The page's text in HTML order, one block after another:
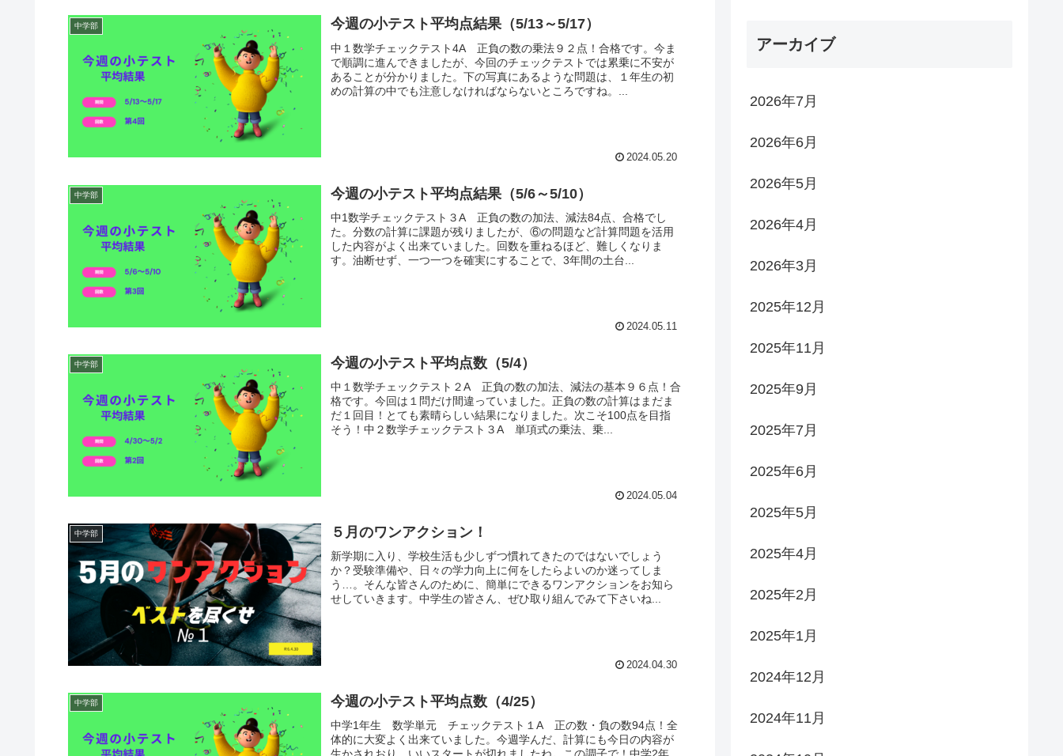
中学部 今週の小テスト平均点結果（5/13～5/17）
中１数学チェックテスト4A 正負の数の乗法９２点！合格です。今ま
で順調に進んできましたが、今回のチェックテストでは累乗に不安が
あることが分かりました。下の写真にあるような問題は、１年生の初
めの計算の中でも注意しなければならないところですね。...
2024.05.20
中学部 今週の小テスト平均点結果（5/6～5/10）
中1数学チェックテスト３A 正負の数の加法、減法84点、合格でし
た。分数の計算に課題が残りましたが、⑥の問題など計算問題を活用
した内容がよく出来ていました。回数を重ねるほど、難しくなりま
す。油断せず、一つ一つを確実にすることで、3年間の土台...
2024.05.11
中学部 今週の小テスト平均点数（5/4）
中１数学チェックテスト２A 正負の数の加法、減法の基本９６点！合
格です。今回は１問だけ間違っていました。正負の数の計算はまだま
だ１回目！とても素晴らしい結果になりました。次こそ100点を目指
そう！中２数学チェックテスト３A 単項式の乗法、乗...
2024.05.04
中学部 ５月のワンアクション！
新学期に入り、学校生活も少しずつ慣れてきたのではないでしょう
か？受験準備や、日々の学力向上に何をしたらよいのか迷ってしま
う…。そんな皆さんのために、簡単にできるワンアクションをお知ら
せしていきます。中学生の皆さん、ぜひ取り組んでみて下さいね...
2024.04.30
中学部 今週の小テスト平均点数（4/25）
中学1年生 数学単元 チェックテスト１A 正の数・負の数94点！全
体的に大変よく出来ていました。今週学んだ、計算にも今日の内容が
アーカイブ
2026年7月
2026年6月
2026年5月
2026年4月
2026年3月
2025年12月
2025年11月
2025年9月
2025年7月
2025年6月
2025年5月
2025年4月
2025年2月
2025年1月
2024年12月
2024年11月